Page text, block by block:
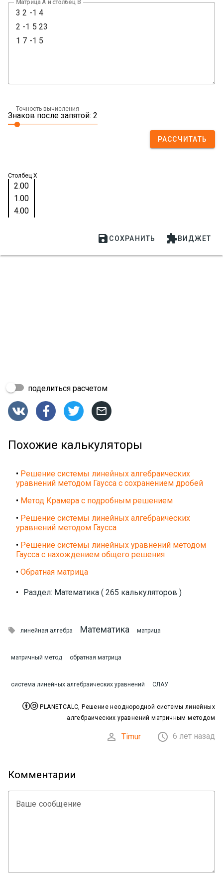
Матрица А и столбец B
Точность вычисления
Знаков после запятой: 2
РАССЧИТАТЬ
Столбец X
2.00
1.00
4.00
 СОХРАНИТЬ ВИДЖЕТ
поделиться расчетом
   
Похожие калькуляторы
• Решение системы линейных алгебраических
уравнений методом Гаусса с сохранением дробей
• Метод Крамера с подробным решением
• Решение системы линейных алгебраических
уравнений методом Гаусса
• Решение системы линейных уравнений методом
Гаусса с нахождением общего решения
• Обратная матрица
• Раздел: Математика ( 265 калькуляторов )
 линейная алгебра Математика матрица
матричный метод обратная матрица
система линейных алгебраических уравнений СЛАУ
 PLANETCALC, Решение неоднородной системы линейных
алгебраических уравнений матричным методом
 Timur  6 лет назад
Комментарии
Ваше сообщение